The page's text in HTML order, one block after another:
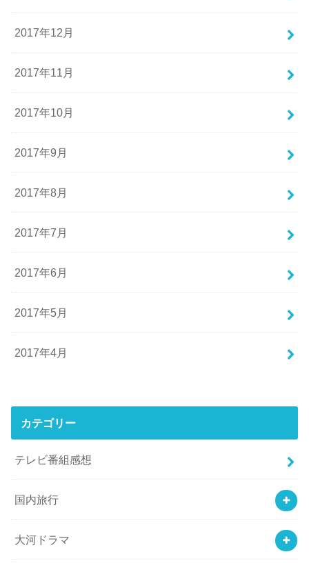
2017年12月
2017年11月
2017年10月
2017年9月
2017年8月
2017年7月
2017年6月
2017年5月
2017年4月
カテゴリー
テレビ番組感想
国内旅行
大河ドラマ